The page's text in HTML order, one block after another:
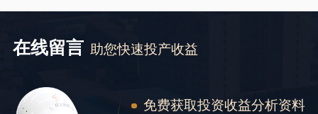
在线留言 助您快速投产收益
免费获取投资收益分析资料